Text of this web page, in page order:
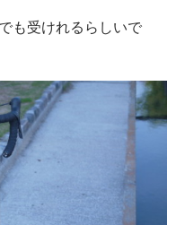
も受けれるらしいで